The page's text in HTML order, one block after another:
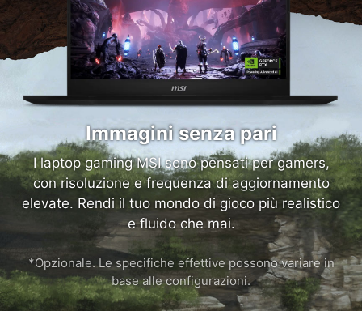
Immagini senza pari
I laptop gaming MSI sono pensati per gamers,
con risoluzione e frequenza di aggiornamento
elevate. Rendi il tuo mondo di gioco più realistico
e fluido che mai.
*Opzionale. Le specifiche effettive possono variare in
base alle configurazioni.